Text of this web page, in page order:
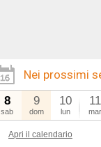
Nei prossimi
8
sab
9
dom
10
lun
11
mar
Apri il calendario